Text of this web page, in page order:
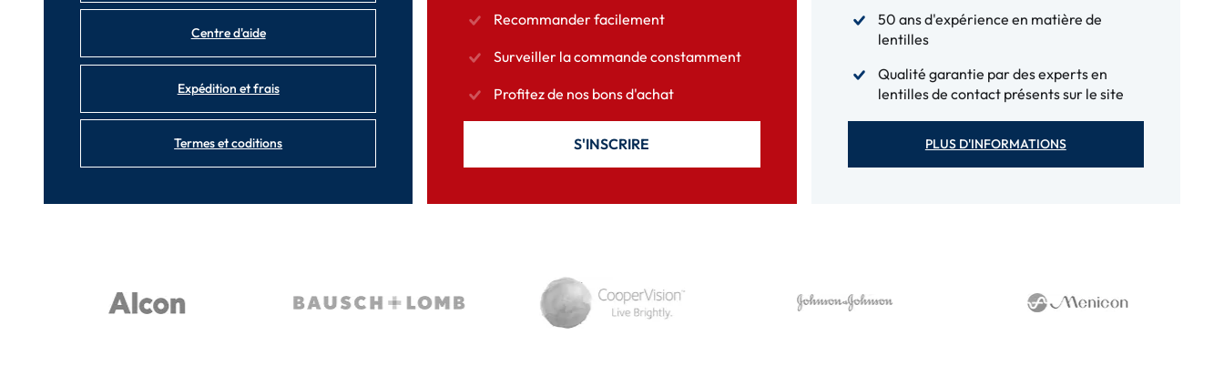
Centre d'aide
Expédition et frais
Termes et coditions
Recommander facilement
Surveiller la commande constamment
Profitez de nos bons d'achat
S'INSCRIRE
50 ans d'expérience en matière de
lentilles
Qualité garantie par des experts en
lentilles de contact présents sur le site
PLUS D'INFORMATIONS